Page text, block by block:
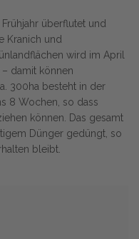
überflutet und
Kranich und
wird im April
damit können
300ha besteht in der
8 Wochen, so dass
können. Das gesamt
Dünger gedüngt, so
bleibt.